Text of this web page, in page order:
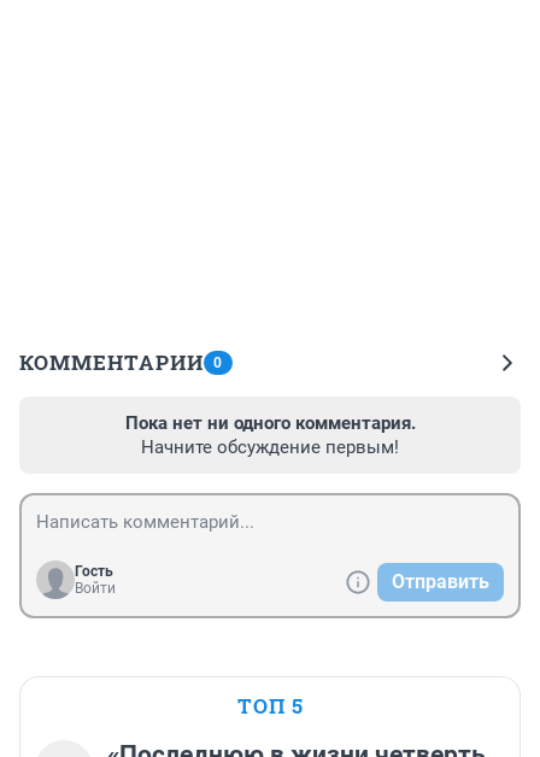
КОММЕНТАРИИ 0
Пока нет ни одного комментария.
Начните обсуждение первым!
Гость
Войти
Отправить
ТОП 5